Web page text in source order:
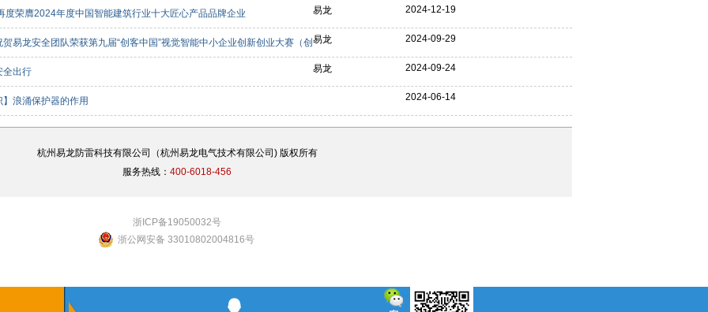
度荣膺2024年度中国智能建筑行业十大匠心产品品牌企业 易龙 2024-12-19
贺易龙安全团队荣获第九届“创客中国”视觉智能中小企业创新创业大赛（创 易龙 2024-09-29
全出行 易龙 2024-09-24
】浪涌保护器的作用 2024-06-14
杭州易龙防雷科技有限公司（杭州易龙电气技术有限公司) 版权所有
服务热线： 400-6018-456
浙ICP备19050032号
浙公网安备 33010802004816号